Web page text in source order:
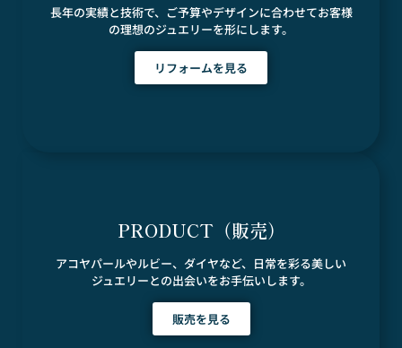
長年の実績と技術で、ご予算やデザインに合わせてお客様
の理想のジュエリーを形にします。
リフォームを見る
PRODUCT（販売）
アコヤパールやルビー、ダイヤなど、日常を彩る美しい
ジュエリーとの出会いをお手伝いします。
販売を見る